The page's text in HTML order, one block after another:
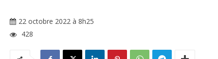
22 octobre 2022 à 8h25
428